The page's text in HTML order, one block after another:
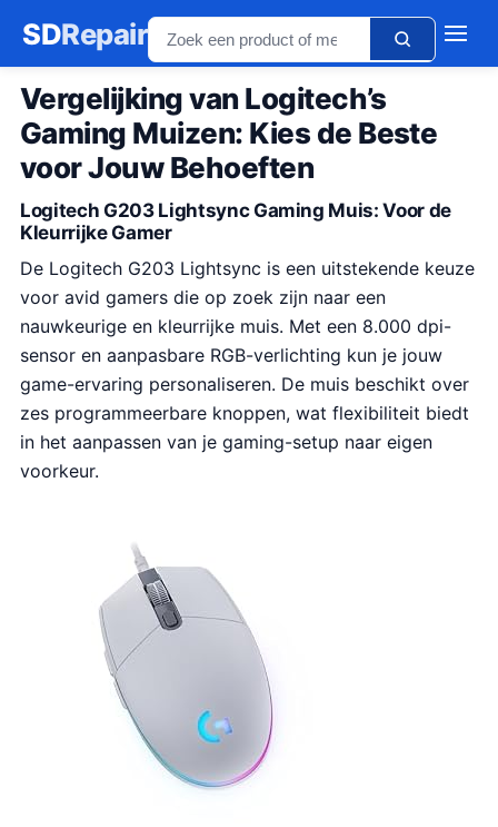
SDRepair
Vergelijking van Logitech’s
Gaming Muizen: Kies de Beste
voor Jouw Behoeften
Logitech G203 Lightsync Gaming Muis: Voor de
Kleurrijke Gamer
De Logitech G203 Lightsync is een uitstekende keuze
voor avid gamers die op zoek zijn naar een
nauwkeurige en kleurrijke muis. Met een 8.000 dpi-
sensor en aanpasbare RGB-verlichting kun je jouw
game-ervaring personaliseren. De muis beschikt over
zes programmeerbare knoppen, wat flexibiliteit biedt
in het aanpassen van je gaming-setup naar eigen
voorkeur.